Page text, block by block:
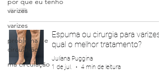
varizes
varizes
problema de
circulação
má circulação
Espuma ou cirurgia para varizes:
qual o melhor tratamento?
Juliana Puggina
1 de jul.
4 min de leitura